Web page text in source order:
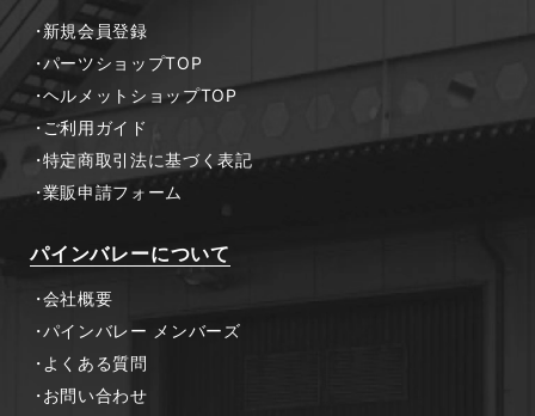
新規会員登録
パーツショップTOP
ヘルメットショップTOP
ご利用ガイド
特定商取引法に基づく表記
業販申請フォーム
パインバレーについて
会社概要
パインバレー メンバーズ
よくある質問
お問い合わせ